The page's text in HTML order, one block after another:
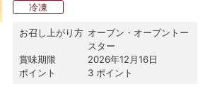
冷凍
お召し上がり方 オーブン・オーブントー
スター
賞味期限
2026年12月16日
ポイント
3 ポイント